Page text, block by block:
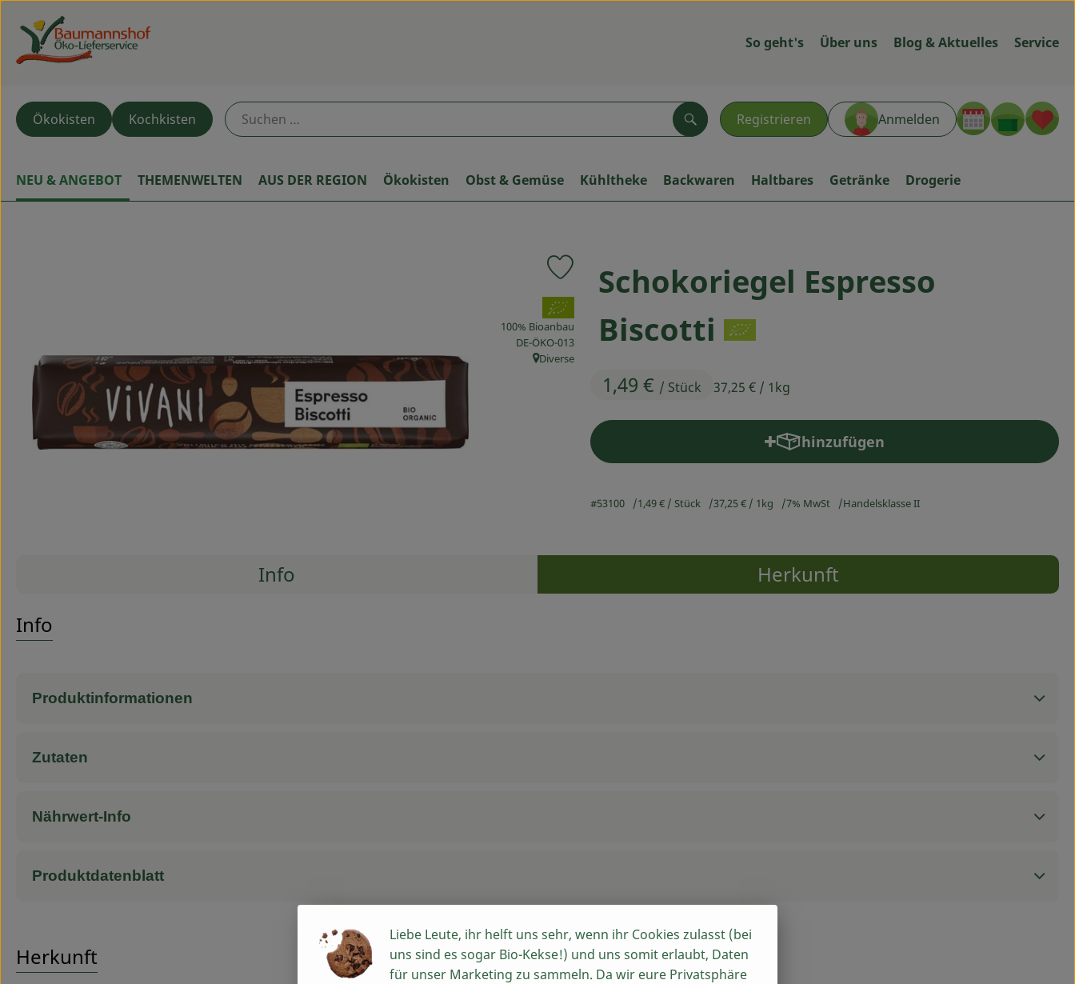
So geht's Über uns Blog & Aktuelles Service
Registrieren Anmelden
Suchen
Ökokisten Kochkisten
NEU & ANGEBOT THEMENWELTEN AUS DER REGION Ökokisten Obst & Gemüse Kühltheke Backwaren Haltbares Getränke Drogerie
Schokoriegel Espresso
Biscotti
1,49 € / Stück 37,25 € / 1kg
Produkt zu Favouriten hinzufügen
, Verband:
100% Bioanbau
, Kontrollstelle:
DE-ÖKO-013
, Herkunft:
Diverse
hinzufügen
Produkt zum Warenkorb hinzufügen
#53100 1,49 € / Stück 37,25 € / 1kg 7% MwSt Handelsklasse II
Rezepte
Info
Herkunft
Info
Produktinformationen
Zutaten
Nährwert-Info
Produktdatenblatt
Herkunft
Liebe Leute, ihr helft uns sehr, wenn ihr Cookies zulasst (bei
uns sind es sogar Bio-Kekse!) und uns somit erlaubt, Daten
für unser Marketing zu sammeln. Da wir eure Privatsphäre